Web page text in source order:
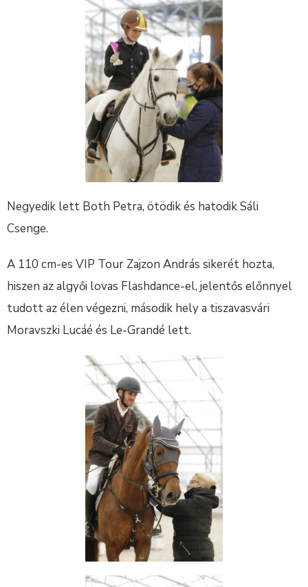
Negyedik lett Both Petra, ötödik és hatodik Sáli
Csenge.
A 110 cm-es VIP Tour Zajzon András sikerét hozta,
hiszen az algyői lovas Flashdance-el, jelentős előnnyel
tudott az élen végezni, második hely a tiszavasvári
Moravszki Lucáé és Le-Grandé lett.